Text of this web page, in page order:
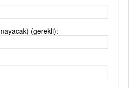
(gerekli):